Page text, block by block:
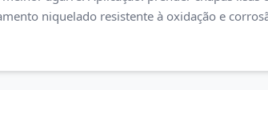
niquelado resistente à oxidação e